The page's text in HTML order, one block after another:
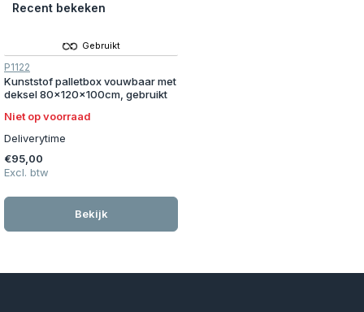
Recent bekeken
Gebruikt
P1122
Kunststof palletbox vouwbaar met
deksel 80x120x100cm, gebruikt
Niet op voorraad
Deliverytime
€95,00
Excl. btw
Bekijk